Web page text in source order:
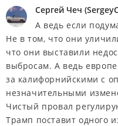
Сергей Чеч (
А ведь если
Не в том, что они
что они выставили
выбросам. А ведь
за калифорнийскими с
незначительными
Чистый провал
Трамп поставит одного